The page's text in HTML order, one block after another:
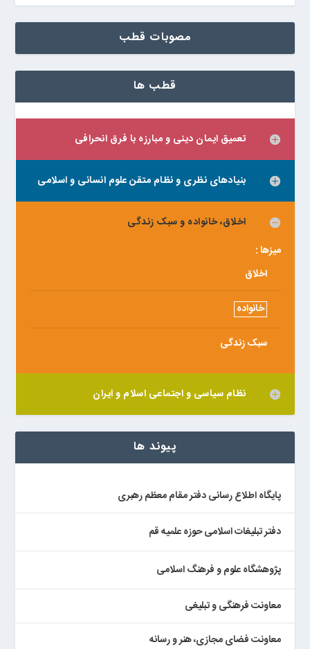
مصوبات قطب
قطب ها
تعمیق ایمان دینی و مبارزه با فرق انحرافی
بنیادهای نظری و نظام متقن علوم انسانی و اسلامی
اخلاق، خانواده و سبک زندگی
میزها :
اخلاق
خانواده
سبک زندگی
نظام سیاسی و اجتماعی اسلام و ایران
پیوند ها
پایگاه اطلاع رسانی دفتر مقام معظم رهبری
دفتر تبلیغات اسلامی حوزه علمیه قم
پژوهشگاه علوم و فرهنگ اسلامی
معاونت فرهنگی و تبلیغی
معاونت فضای مجازی، هنر و رسانه